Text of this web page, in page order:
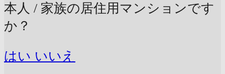
本人 / 家族の居住用マンションです
か？
はい いいえ